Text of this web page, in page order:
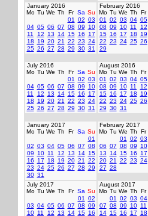
January 2016
Mo Tu We Th Fr Sa Su
01
02 03
04 05 06 07 08 09
10
11
12 13 14 15 16
17
18
19 20 21 22 23 24
25 26 27 28 29 30 31
February 2016
Mo Tu We Th Fr
01
02 03 04 05
08 09 10 11 12
15 16 17 18 19
22 23 24 25 26
29
July 2016
Mo Tu We Th Fr Sa Su
01
02 03
04 05 06 07 08 09
10
11
12 13 14 15 16
17
18
19 20 21 22 23 24
25 26 27 28 29 30 31
August 2016
Mo Tu We Th Fr
01
02 03 04 05
08 09 10 11 12
15 16 17 18 19
22 23 24 25 26
29 30 31
January 2017
Mo Tu We Th Fr Sa Su
01
02 03 04 05 06 07 08
09
10 11 12 13 14 15
16
17 18 19 20 21
22
23 24 25 26 27 28 29
30 31
February 2017
Mo Tu We Th Fr
01
02 03
06 07 08 09 10
13
14 15 16 17
20 21 22 23 24
27 28
July 2017
Mo Tu We Th Fr Sa Su
01
02
03 04 05 06 07 08 09
10 11 12 13 14 15 16
August 2017
Mo Tu We Th Fr
01
02 03 04
07 08 09 10 11
14 15 16 17 18